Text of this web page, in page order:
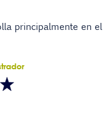
principalmente en el